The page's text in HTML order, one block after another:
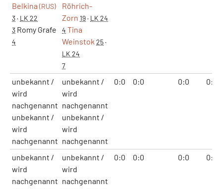
Belkina (RUS)
3· LK 22
3 Romy Grafe
4
Röhrich-
Zorn 19· LK 24
4 Tina
Weinstok 25·
LK 24
7
unbekannt /
wird
nachgenannt
unbekannt /
wird
nachgenannt
unbekannt /
wird
nachgenannt
unbekannt /
wird
nachgenannt
0:0 0:0 0:0 0:0
unbekannt /
wird
nachgenannt
unbekannt /
wird
nachgenannt
0:0 0:0 0:0 0:0